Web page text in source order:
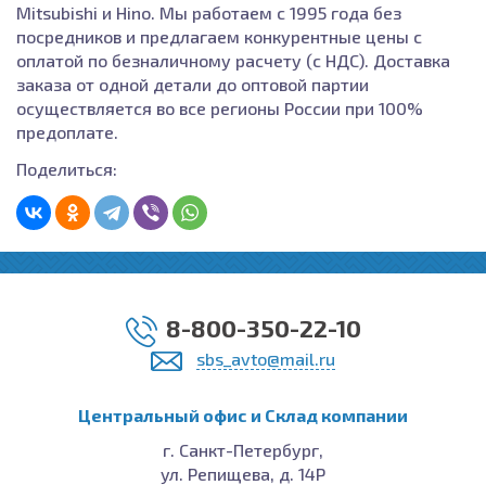
Mitsubishi и Hino. Мы работаем с 1995 года без
посредников и предлагаем конкурентные цены с
оплатой по безналичному расчету (с НДС). Доставка
заказа от одной детали до оптовой партии
осуществляется во все регионы России при 100%
предоплате.
Поделиться:
8-800-350-22-10
sbs_avto@mail.ru
Центральный офис и Cклад компании
г. Санкт-Петербург,
ул. Репищева, д. 14Р